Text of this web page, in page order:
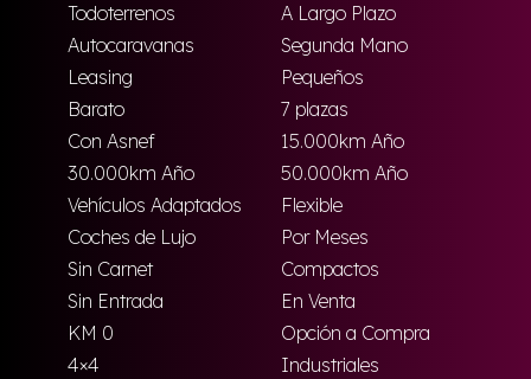
Todoterrenos
A Largo Plazo
Autocaravanas
Segunda Mano
Leasing
Pequeños
Barato
7 plazas
Con Asnef
15.000km Año
30.000km Año
50.000km Año
Vehículos Adaptados
Flexible
Coches de Lujo
Por Meses
Sin Carnet
Compactos
Sin Entrada
En Venta
KM 0
Opción a Compra
4×4
Industriales